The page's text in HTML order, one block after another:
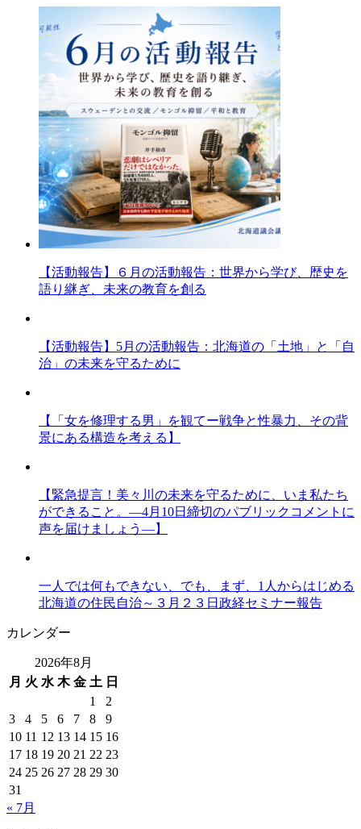
【活動報告】６月の活動報告：世界から学び、歴史を
語り継ぎ、未来の教育を創る
【活動報告】5月の活動報告：北海道の「土地」と「自
治」の未来を守るために
【「女を修理する男」を観てー戦争と性暴力、その背
景にある構造を考える】
【緊急提言！美々川の未来を守るために、いま私たち
ができること。―4月10日締切のパブリックコメントに
声を届けましょう―】
一人では何もできない、でも、まず、1人からはじめる
北海道の住民自治～３月２３日政経セミナー報告
カレンダー
2026年8月
月 火 水 木 金 土 日
1
2
3
4 5 6 7 8
9
10 11 12 13 14 15 16
17 18 19 20 21 22 23
24 25 26 27 28 29 30
31
« 7月